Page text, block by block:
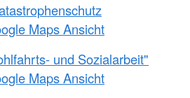
Maps Ansicht
und Sozialarbeit"
Maps Ansicht